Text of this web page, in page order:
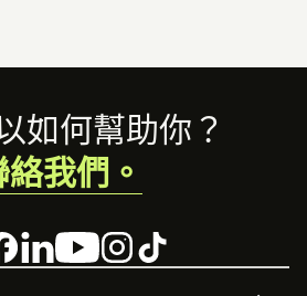
如何幫助你？
絡我們。